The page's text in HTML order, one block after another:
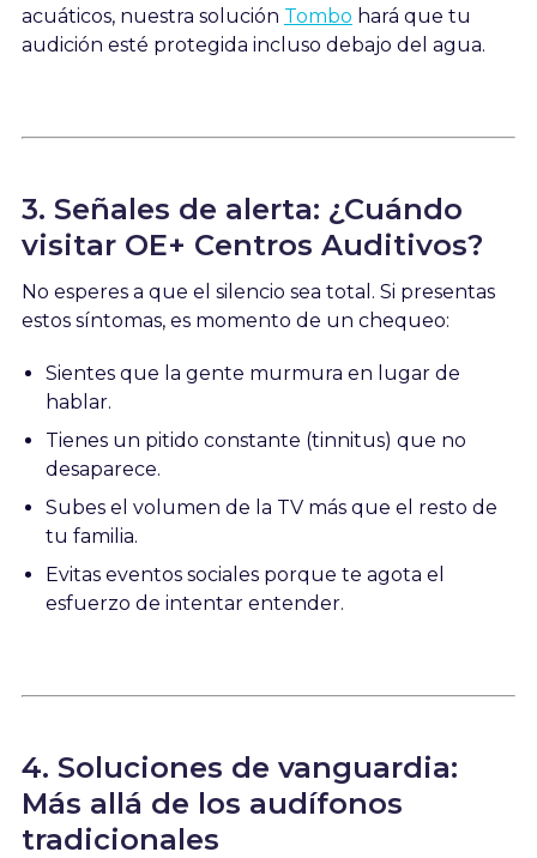
acuáticos, nuestra solución Tombo hará que tu
audición esté protegida incluso debajo del agua.
3. Señales de alerta: ¿Cuándo
visitar OE+ Centros Auditivos?
No esperes a que el silencio sea total. Si presentas
estos síntomas, es momento de un chequeo:
Sientes que la gente murmura en lugar de
hablar.
Tienes un pitido constante (tinnitus) que no
desaparece.
Subes el volumen de la TV más que el resto de
tu familia.
Evitas eventos sociales porque te agota el
esfuerzo de intentar entender.
4. Soluciones de vanguardia:
Más allá de los audífonos
tradicionales